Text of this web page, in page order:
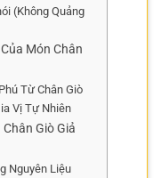
(Không Quảng
Món Chân
Từ Chân Giò
Vị Tự Nhiên
Giò Giả
Nguyên Liệu